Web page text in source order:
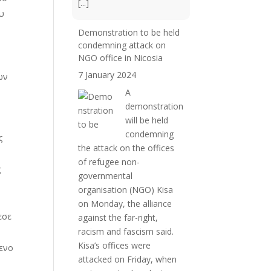
[...]
Demonstration to be held
condemning attack on
NGO office in Nicosia
7 January 2024
A
demonstration
will be held
condemning
the attack on the offices
of refugee non-
governmental
organisation (NGO) Kisa
on Monday, the alliance
against the far-right,
racism and fascism said.
Kisa’s offices were
attacked on Friday, when